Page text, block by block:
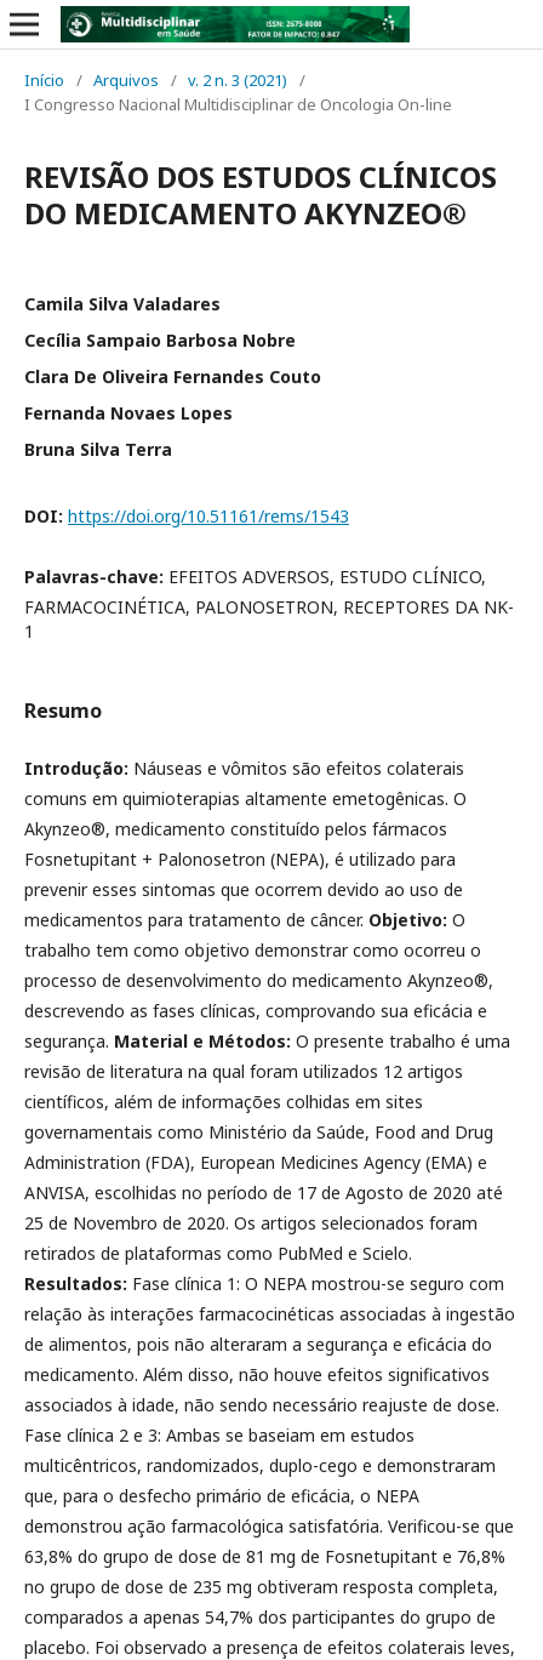
Início / Arquivos / v. 2 n. 3 (2021)
/
I Congresso Nacional Multidisciplinar de Oncologia On-line
REVISÃO DOS ESTUDOS CLÍNICOS
DO MEDICAMENTO AKYNZEO®
Camila Silva Valadares
Cecília Sampaio Barbosa Nobre
Clara De Oliveira Fernandes Couto
Fernanda Novaes Lopes
Bruna Silva Terra
DOI: https://doi.org/10.51161/rems/1543
Palavras-chave: EFEITOS ADVERSOS, ESTUDO CLÍNICO,
FARMACOCINÉTICA, PALONOSETRON, RECEPTORES DA NK-
1
Resumo
Introdução: Náuseas e vômitos são efeitos colaterais
comuns em quimioterapias altamente emetogênicas. O
Akynzeo®, medicamento constituído pelos fármacos
Fosnetupitant + Palonosetron (NEPA), é utilizado para
prevenir esses sintomas que ocorrem devido ao uso de
medicamentos para tratamento de câncer. Objetivo: O
trabalho tem como objetivo demonstrar como ocorreu o
processo de desenvolvimento do medicamento Akynzeo®,
descrevendo as fases clínicas, comprovando sua eficácia e
segurança. Material e Métodos: O presente trabalho é uma
revisão de literatura na qual foram utilizados 12 artigos
científicos, além de informações colhidas em sites
governamentais como Ministério da Saúde, Food and Drug
Administration (FDA), European Medicines Agency (EMA) e
ANVISA, escolhidas no período de 17 de Agosto de 2020 até
25 de Novembro de 2020. Os artigos selecionados foram
retirados de plataformas como PubMed e Scielo.
Resultados: Fase clínica 1: O NEPA mostrou-se seguro com
relação às interações farmacocinéticas associadas à ingestão
de alimentos, pois não alteraram a segurança e eficácia do
medicamento. Além disso, não houve efeitos significativos
associados à idade, não sendo necessário reajuste de dose.
Fase clínica 2 e 3: Ambas se baseiam em estudos
multicêntricos, randomizados, duplo-cego e demonstraram
que, para o desfecho primário de eficácia, o NEPA
demonstrou ação farmacológica satisfatória. Verificou-se que
63,8% do grupo de dose de 81 mg de Fosnetupitant e 76,8%
no grupo de dose de 235 mg obtiveram resposta completa,
comparados a apenas 54,7% dos participantes do grupo de
placebo. Foi observado a presença de efeitos colaterais leves,